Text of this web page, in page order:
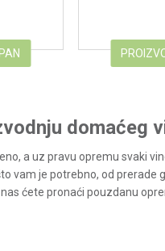
domaćeg
a uz pravu opremu svaki
vam je potrebno, od prerade
ćete pronaći pouzdanu